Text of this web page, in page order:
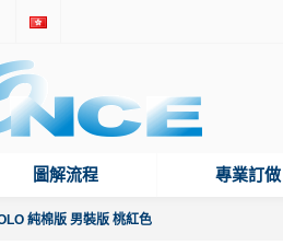
圖解流程 專業訂做
純棉版 男裝版 桃紅色